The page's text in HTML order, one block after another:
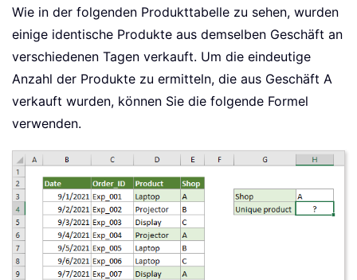
Wie in der folgenden Produkttabelle zu sehen, wurden
einige identische Produkte aus demselben Geschäft an
verschiedenen Tagen verkauft. Um die eindeutige
Anzahl der Produkte zu ermitteln, die aus Geschäft A
verkauft wurden, können Sie die folgende Formel
verwenden.